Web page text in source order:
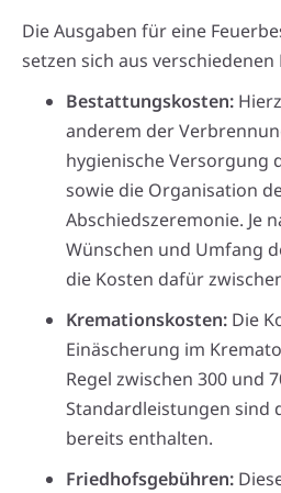
Die Ausgaben für eine
setzen sich aus
Bestattungskosten:
anderem der
hygienische Versorgung
sowie die Organisation
Abschiedszeremonie. Je
Wünschen und Umfang
die Kosten dafür
Kremationskosten: Die
Einäscherung im
Regel zwischen 300 und
Standardleistungen sind
bereits enthalten.
Friedhofsgebühren: